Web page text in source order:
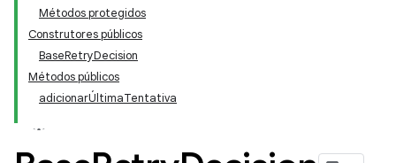
Métodos protegidos
Construtores públicos
BaseRetryDecision
Métodos públicos
adicionarÚltimaTentativa